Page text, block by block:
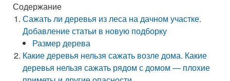
Содержание
Сажать ли деревья из леса на дачном участке.
Добавление статьи в новую подборку
Размер дерева
Какие деревья нельзя сажать возле дома. Какие
деревья нельзя сажать рядом с домом — плохие